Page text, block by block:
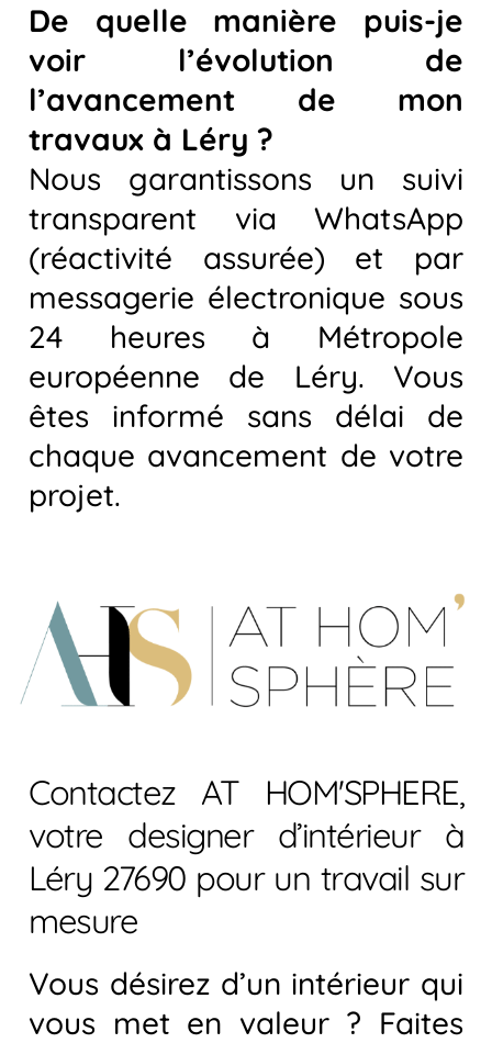
De quelle manière puis-je
voir l’évolution de
l’avancement de mon
travaux à Léry ?
Nous garantissons un suivi
transparent via WhatsApp
(réactivité assurée) et par
messagerie électronique sous
24 heures à Métropole
européenne de Léry. Vous
êtes informé sans délai de
chaque avancement de votre
projet.
Contactez AT HOM'SPHERE,
votre designer d’intérieur à
Léry 27690 pour un travail sur
mesure
Vous désirez d’un intérieur qui
vous met en valeur ? Faites